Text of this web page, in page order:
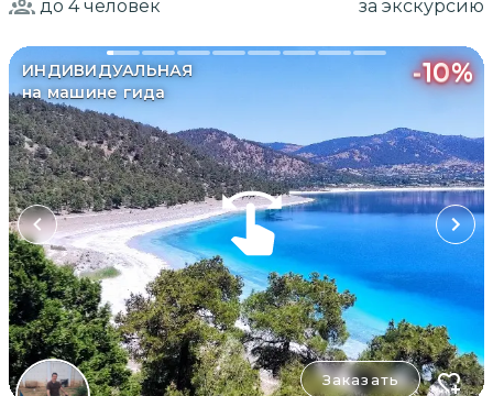
до 4человек за экскурсию
ИНДИВИДУАЛЬНАЯ
на машине гида
-10%
Заказать